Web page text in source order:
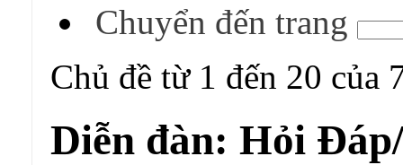
Chuyển đến trang
Chủ đề từ 1 đến 20 của
Diễn đàn: Hỏi